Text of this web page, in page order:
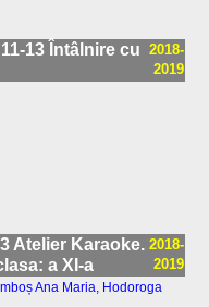
13 Întâlnire cu
2018-
2019
Atelier Karaoke.
a XI-a
2018-
2019
Ana Maria, Hodoroga